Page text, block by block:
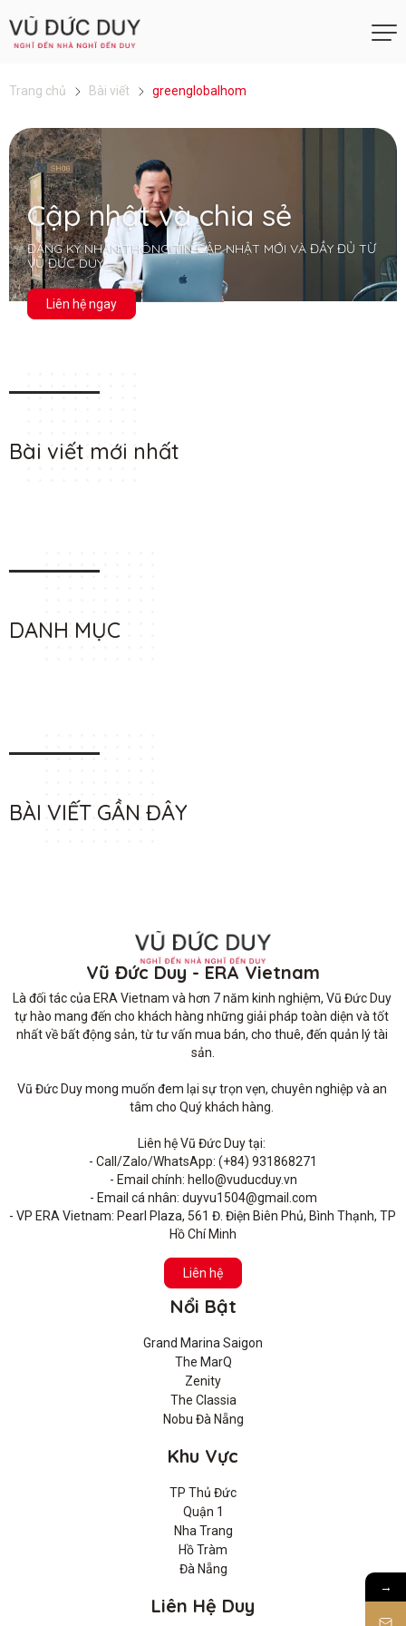
Trang chủ Bài viết greenglobalhom
Cập nhật và chia sẻ
ĐĂNG KÝ NHẬN THÔNG TIN CẬP NHẬT MỚI VÀ ĐẦY ĐỦ TỪ
VŨ ĐỨC DUY
Liên hệ ngay
Bài viết mới nhất
DANH MỤC
BÀI VIẾT GẦN ĐÂY
Vũ Đức Duy - ERA Vietnam
Là đối tác của ERA Vietnam và hơn 7 năm kinh nghiệm, Vũ Đức Duy
tự hào mang đến cho khách hàng những giải pháp toàn diện và tốt
nhất về bất động sản, từ tư vấn mua bán, cho thuê, đến quản lý tài
sản.
Vũ Đức Duy mong muốn đem lại sự trọn vẹn, chuyên nghiệp và an
tâm cho Quý khách hàng.
Liên hệ Vũ Đức Duy tại:
- Call/Zalo/WhatsApp: (+84) 931868271
- Email chính: hello@vuducduy.vn
- Email cá nhân: duyvu1504@gmail.com
- VP ERA Vietnam: Pearl Plaza, 561 Đ. Điện Biên Phủ, Bình Thạnh, TP
Hồ Chí Minh
Liên hệ
Nổi Bật
Grand Marina Saigon
The MarQ
Zenity
The Classia
Nobu Đà Nẵng
Khu Vực
TP Thủ Đức
Quận 1
Nha Trang
Hồ Tràm
Đà Nẵng
Liên Hệ Duy
→